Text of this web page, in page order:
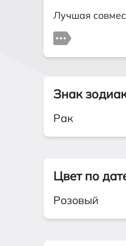
Лучшая
Знак
Рак
Цвет по
Розовый